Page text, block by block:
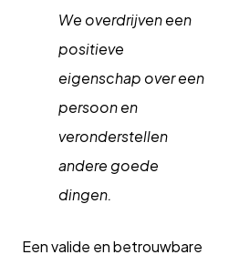
We overdrijven een
positieve
eigenschap over een
persoon en
veronderstellen
andere goede
dingen.
Een valide en betrouwbare